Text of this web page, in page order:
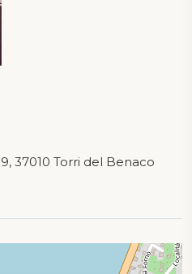
37010 Torri del Benaco